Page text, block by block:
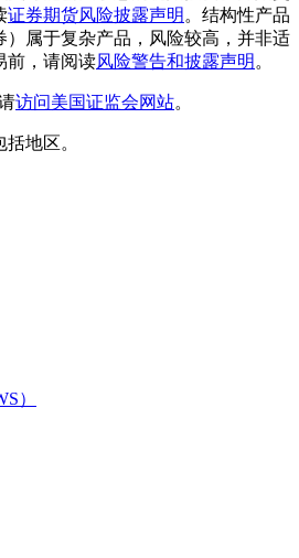
证券期货风险披露声明 。结构性产品
）属于复杂产品，风险较高，并非适
前，请阅读风险警告和披露声明 。
访问美国证监会网站。
地区。
）